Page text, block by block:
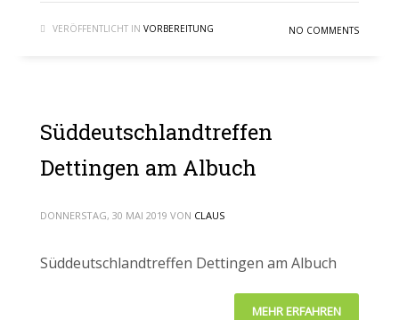
VERÖFFENTLICHT IN VORBEREITUNG NO COMMENTS
Süddeutschlandtreffen
Dettingen am Albuch
DONNERSTAG, 30 MAI 2019 VON CLAUS
Süddeutschlandtreffen Dettingen am Albuch
MEHR ERFAHREN